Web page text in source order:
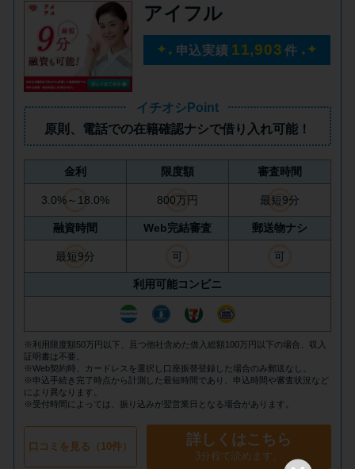
の？ カードローンの選び方を徹
底解説！
プロミスの返済方法を徹底解
説！ もっとも便利でお得な返済
方法はどれ？
年収が低い＆他社借入があると
落ちる？バンクイックの口コミ
みずほ銀行カードローンの問い
合わせ先とシーン別の問い合わ
せ方法
アイフル
申込実績 11,903 件
イチオシPoint
原則、
電話での在籍確認ナシで借り入れ可能！
金利 限度額 審査時間
3.0%～18.0% 800万円 最短9分
融資時間 Web完結審査 郵送物ナシ
最短9分 可 可
利用可能コンビニ
※利用限度額50万円以下、且つ他社含めた借入総額100万円以下の場合、収入
証明書は不要。
※Web契約時、カードレスを選択し口座振替登録した場合のみ郵送なし。
※申込手続き完了時点から計測した最短時間であり、申込時間や審査状況など
により異なります。
※受付時間によっては、振り込みが翌営業日となる場合があります。
口コミを見る（10件） 詳しくはこちら
3分程で読めます。